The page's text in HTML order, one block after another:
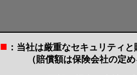
■ ：当社は厳重なセキュリティ
（賠償額は保険会社の定める